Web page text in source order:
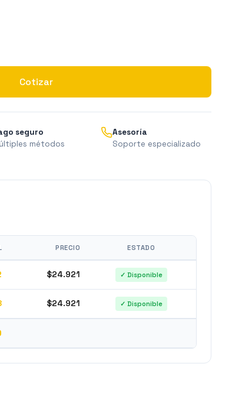
Cotizar
seguro
métodos
Asesoría
Soporte especializado
PRECIO ESTADO
$24.921 ✓ Disponible
$24.921 ✓ Disponible